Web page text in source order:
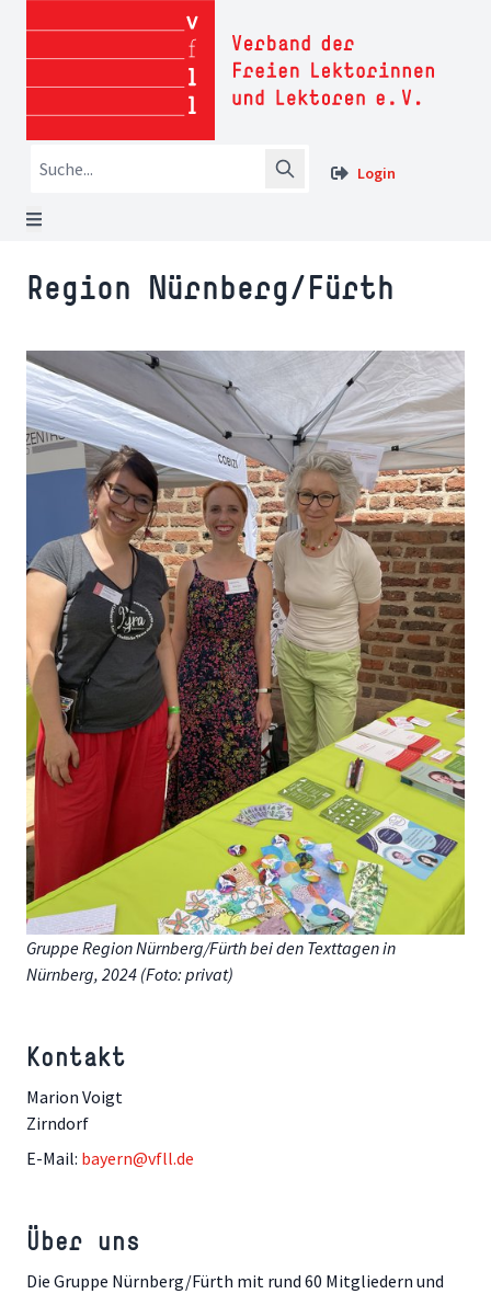
Login
Region Nürnberg/Fürth
Gruppe Region Nürnberg/Fürth bei den Texttagen in
Nürnberg, 2024 (Foto: privat)
Kontakt
Marion Voigt
Zirndorf
E-Mail: bayern@vfll.de
Über uns
Die Gruppe Nürnberg/Fürth mit rund 60 Mitgliedern und